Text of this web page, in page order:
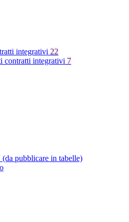
integrativi 22
contratti integrativi 7
pubblicare in tabelle)